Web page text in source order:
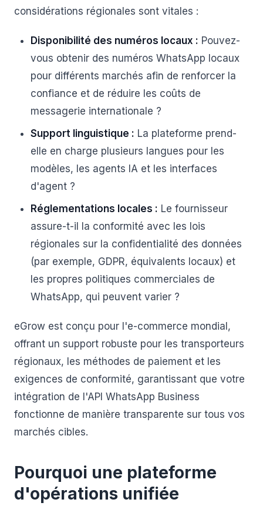
considérations régionales sont vitales :
Disponibilité des numéros locaux : Pouvez-
vous obtenir des numéros WhatsApp locaux
pour différents marchés afin de renforcer la
confiance et de réduire les coûts de
messagerie internationale ?
Support linguistique : La plateforme prend-
elle en charge plusieurs langues pour les
modèles, les agents IA et les interfaces
d'agent ?
Réglementations locales : Le fournisseur
assure-t-il la conformité avec les lois
régionales sur la confidentialité des données
(par exemple, GDPR, équivalents locaux) et
les propres politiques commerciales de
WhatsApp, qui peuvent varier ?
eGrow est conçu pour l'e-commerce mondial,
offrant un support robuste pour les transporteurs
régionaux, les méthodes de paiement et les
exigences de conformité, garantissant que votre
intégration de l'API WhatsApp Business
fonctionne de manière transparente sur tous vos
marchés cibles.
Pourquoi une plateforme
d'opérations unifiée